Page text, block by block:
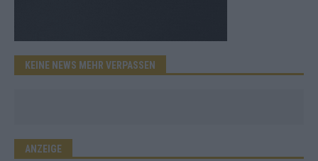
KEINE NEWS MEHR VERPASSEN
ANZEIGE